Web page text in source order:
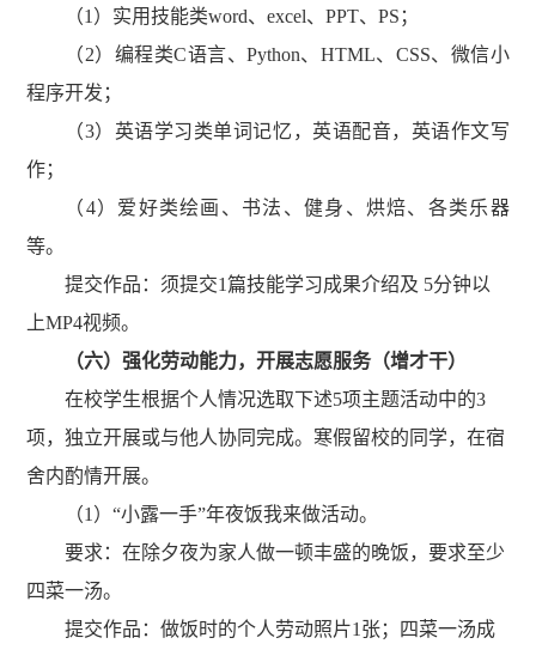
（1 ）实用技能类word、excel、PPT、PS ；
（2）编程类C语言、 Python、 HTML、 CSS、微信小
程序开发；
（3）英语学习类单词记忆，英语配音，英语作文写
作；
（4）爱好类绘画 、书法、健身、 烘焙、各类乐器
等。
提交作品： 须提交1篇技能学习成果介绍及 5分钟以
上MP4视频。
（六）强化劳动能力，开展志愿服务 （增才干）
在校学生根据个人情况选取下述5项主题活动中的3
项，独立开展或与他人协同完成。寒假留校的同学，在宿
舍内酌情开展。
（1）“小露一手”年夜饭我来做活动。
要求：在除夕夜为家人做一顿丰盛的晚饭，要求至少
四菜一汤。
提交作品：做饭时的个人劳动照片1 张；四菜一汤成